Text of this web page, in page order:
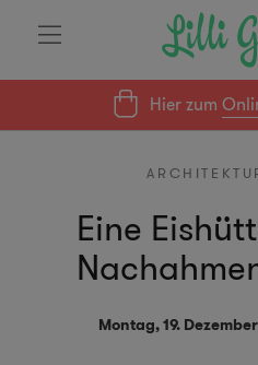
Hier zum
Eine
Montag, 19.